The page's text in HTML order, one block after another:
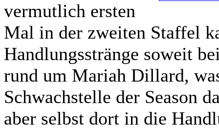
vermutlich ersten
Mal in der zweiten Staffel
Handlungsstränge soweit
rund um Mariah Dillard,
Schwachstelle der Season
aber selbst dort in die